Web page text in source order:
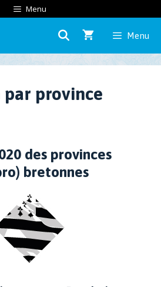
Menu
Menu
province
des provinces
bretonnes